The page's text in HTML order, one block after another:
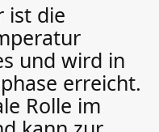
ist die
und wird in
erreicht.
Rolle im